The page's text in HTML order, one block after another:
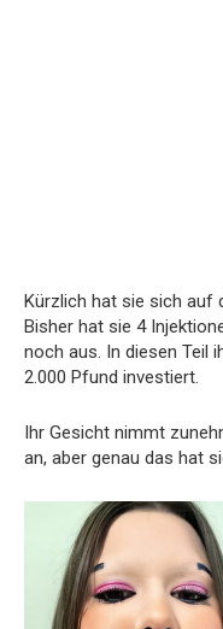
Kürzlich hat sie sich auf
Bisher hat sie 4
noch aus. In diesen Teil
2.000 Pfund investiert.
Ihr Gesicht nimmt
an, aber genau das hat